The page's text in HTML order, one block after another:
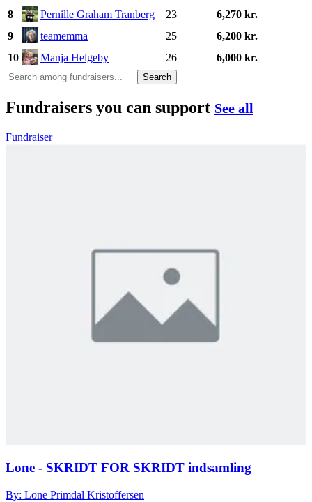
8
Pernille Graham Tranberg 23
6,270 kr.
9
teamemma 25
6,200 kr.
10
Manja Helgeby 26 6,000 kr.
Search
Fundraisers you can support See all
Fundraiser
Lone - SKRIDT FOR SKRIDT indsamling
By: Lone Primdal Kristoffersen